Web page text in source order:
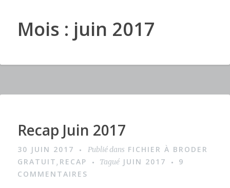
Mois : juin 2017
I
a
g
Recap Juin 2017
30 JUIN 2017 Publié dans FICHIER À BRODER
GRATUIT, RECAP Tagué JUIN 2017
9
COMMENTAIRES